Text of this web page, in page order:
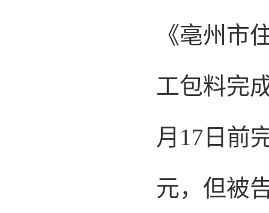
《亳州市
工包料完
月17日前
元，但被